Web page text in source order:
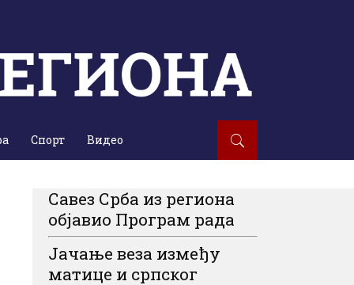
Спорт Видео
Савез Срба из региона
објавио Програм рада
Јачање веза између
матице и српског